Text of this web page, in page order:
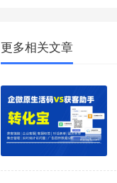
更多相关文章